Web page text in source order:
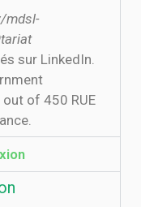
mdsl-
sur LinkedIn.
of 450 RUE